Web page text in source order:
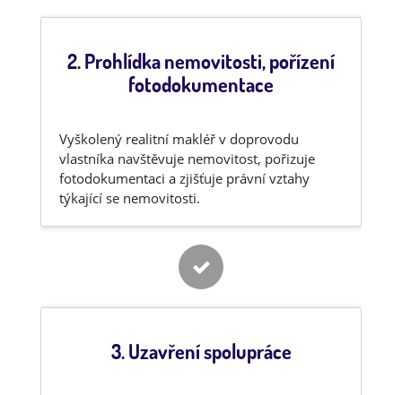
2. Prohlídka nemovitosti, pořízení
fotodokumentace
Vyškolený realitní makléř v doprovodu
vlastníka navštěvuje nemovitost, pořizuje
fotodokumentaci a zjišťuje právní vztahy
týkající se nemovitosti.
3. Uzavření spolupráce